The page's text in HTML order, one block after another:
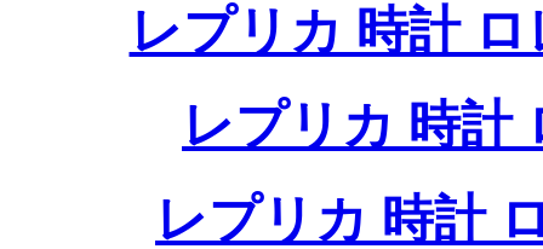
レプリカ 時計
レプリカ 時計
レプリカ 時計